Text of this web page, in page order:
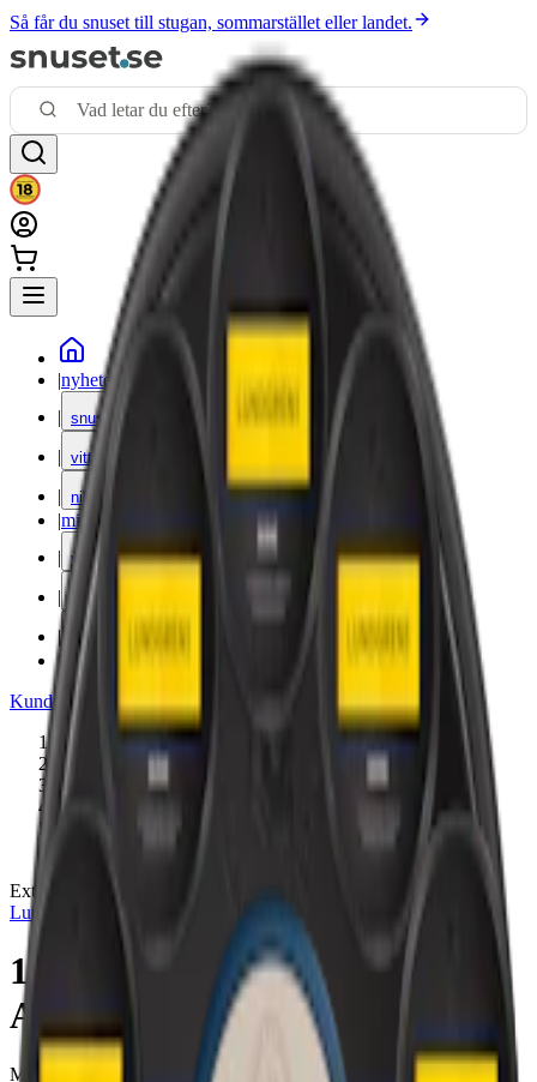
Så får du snuset till stugan, sommarstället eller landet.
|nyheter
| snus
| vitt snus
| nikotinfritt
|mixpack
| vape
| rökning
| iqos
| snuskuriren
Kundtjänst
Produkter
Lundgrens
Snus
Vit Portion
Extra Stark
Lundgrens
10 Lundgrens Skåne Stark + 1
Aros Frostnatt
Mixpack av Lundgrens Skåne Stark och Lundgrens Aros Frostnatt.